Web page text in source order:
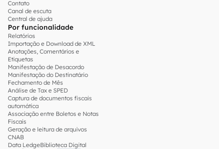
Contato
Canal de escuta
Central de ajuda
Por funcionalidade
Relatórios
Importação e Download de XML
Anotações, Comentários e
Etiquetas
Manifestação de Desacordo
Manifestação do Destinatário
Fechamento de Mês
Análise de Tax e SPED
Captura de documentos fiscais
automática
Associação entre Boletos e Notas
Fiscais
Geração e leitura de arquivos
CNAB
Data LedgeBiblioteca Digital